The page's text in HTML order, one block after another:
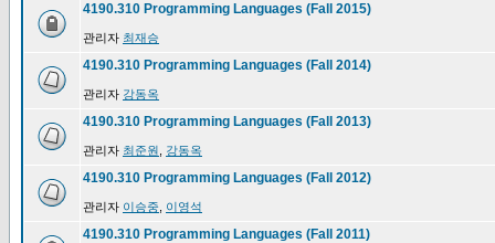
4190.310 Programming Languages (Fall 2015)
관리자 최재승
4190.310 Programming Languages (Fall 2014)
관리자 강동옥
4190.310 Programming Languages (Fall 2013)
관리자 최준원 강동옥
4190.310 Programming Languages (Fall 2012)
관리자 이승중 이영석
4190.310 Programming Languages (Fall 2011)